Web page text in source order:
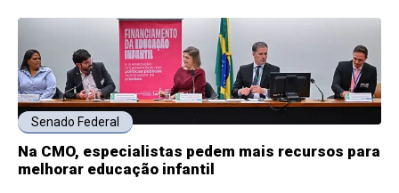
Senado Federal
Na CMO, especialistas pedem mais recursos para
melhorar educação infantil